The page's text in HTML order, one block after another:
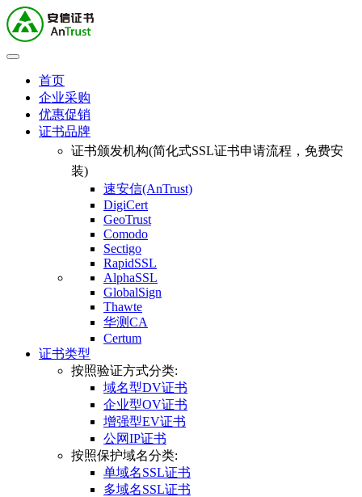
首页
企业采购
优惠促销
证书品牌
证书颁发机构(简化式SSL证书申请流程，免费安
装)
速安信(AnTrust)
DigiCert
GeoTrust
Comodo
Sectigo
RapidSSL
AlphaSSL
GlobalSign
Thawte
华测CA
Certum
证书类型
按照验证方式分类:
域名型DV证书
企业型OV证书
增强型EV证书
公网IP证书
按照保护域名分类:
单域名SSL证书
多域名SSL证书